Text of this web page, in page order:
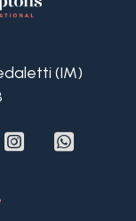
camera
un ulteriore
doccia.
la
Vallarino è
(IM)